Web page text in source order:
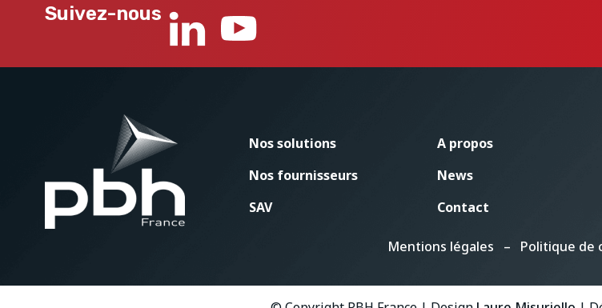
Suivez-nous
Nos solutions
Nos fournisseurs
SAV
A propos
News
Contact
Mentions légales – Politique de